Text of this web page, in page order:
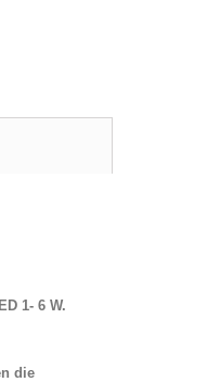
1- 6 W.
die